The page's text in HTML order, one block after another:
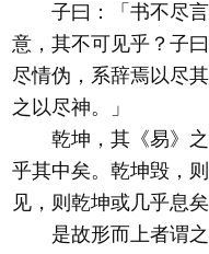
子曰：「书不尽言
意，其不可见乎？子
尽情伪，系辞焉以尽
之以尽神。」
乾坤，其《易》之
乎其中矣。乾坤毁，
见，则乾坤或几乎息矣
是故形而上者谓之